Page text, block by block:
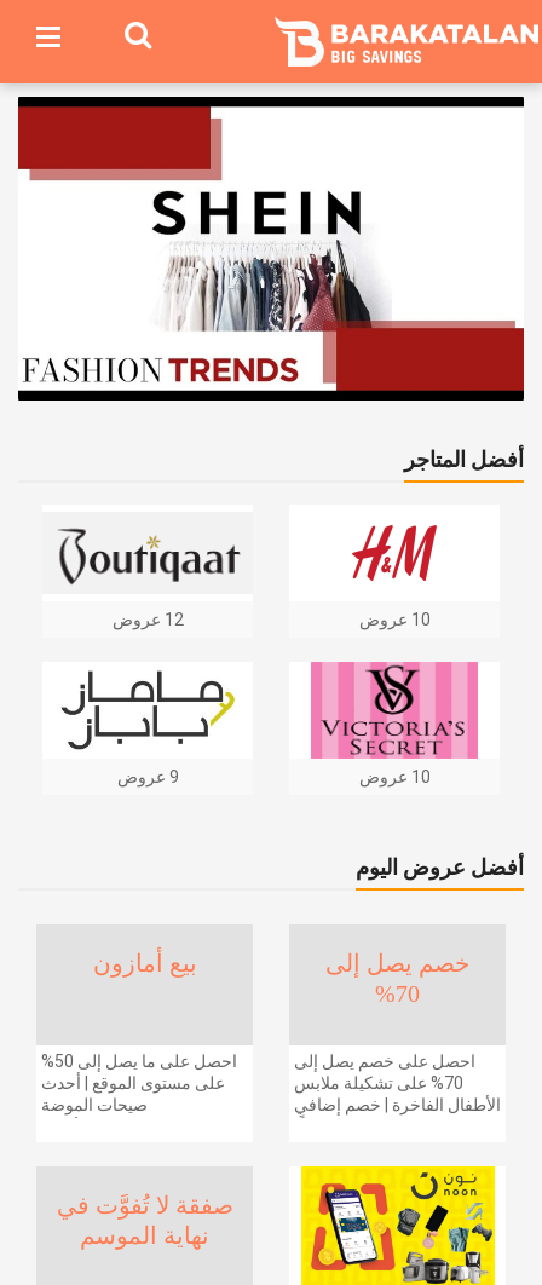
أفضل المتاجر
12 عروض 10 عروض
9 عروض 10 عروض
أفضل عروض اليوم
بيع أمازون
احصل على ما يصل إلى 50%
على مستوى الموقع | أحدث
صيحات الموضة
خصم يصل إلى
70%
احصل على خصم يصل إلى
70% على تشكيلة ملابس
الأطفال الفاخرة | خصم إضافي
صفقة لا تُفوَّت في
نهاية الموسم